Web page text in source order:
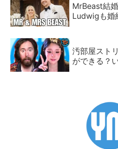
MrBeast結
Ludwigも婚
汚部屋スト
ができる？